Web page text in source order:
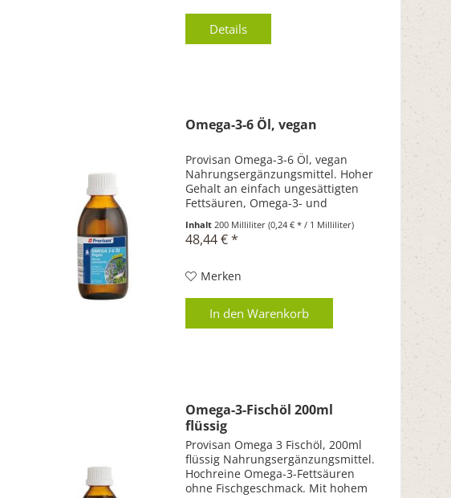
Details
Omega-3-6 Öl, vegan
Provisan Omega-3-6 Öl, vegan
Nahrungsergänzungsmittel. Hoher
Gehalt an einfach ungesättigten
Fettsäuren, Omega-3- und
Fettsäuren. Mit rein pflanzlichem
Vitamin D3 und K2. Mit rein
Inhalt 200 Milliliter (0,24 € * / 1 Milliliter)
48,44 € *
Merken
In den Warenkorb
Omega-3-Fischöl 200ml
flüssig
Provisan Omega 3 Fischöl, 200ml
flüssig Nahrungsergänzungsmittel.
Hochreine Omega-3-Fettsäuren
ohne Fischgeschmack. Mit hohem